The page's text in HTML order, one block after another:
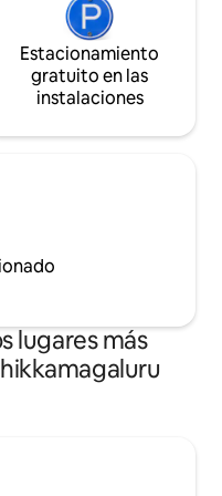
Estacionamiento
gratuito en las
instalaciones
lugares más